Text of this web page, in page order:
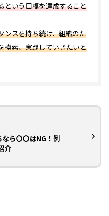
という目標を達成すること
ンスを持ち続け、組織のた
模索、実践していきたいと
ら〇〇はNG！例
介